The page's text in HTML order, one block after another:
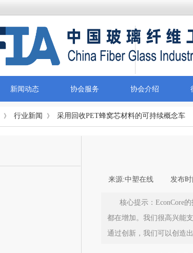
新闻动态 协会服务 协会介绍
》 行业新闻 》 采用回收PET蜂窝芯材料的可持续概念车
来源:中塑在线 发布时
核心提示：EconCore
都在增加。我们很高兴能
通过创新，我们可以创造